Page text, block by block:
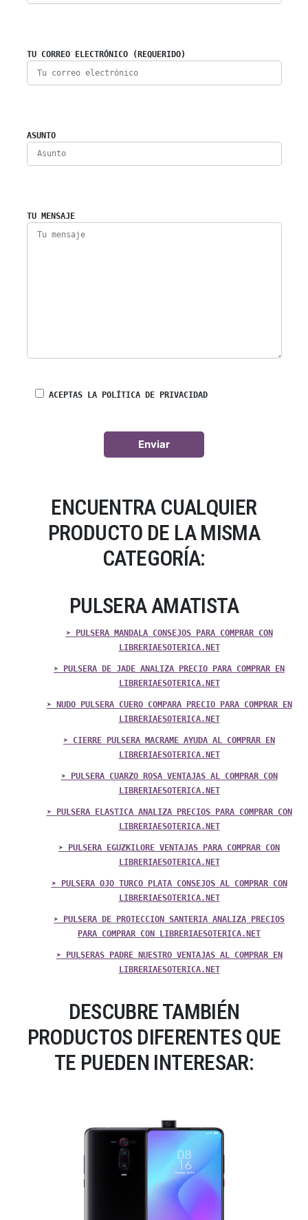
TU CORREO ELECTRÓNICO (REQUERIDO)
ASUNTO
TU MENSAJE
ACEPTAS LA POLÍTICA DE PRIVACIDAD
ENCUENTRA CUALQUIER
PRODUCTO DE LA MISMA
CATEGORÍA:
PULSERA AMATISTA
➤ PULSERA MANDALA CONSEJOS PARA COMPRAR CON
LIBRERIAESOTERICA.NET
➤ PULSERA DE JADE ANALIZA PRECIO PARA COMPRAR EN
LIBRERIAESOTERICA.NET
➤ NUDO PULSERA CUERO COMPARA PRECIO PARA COMPRAR EN
LIBRERIAESOTERICA.NET
➤ CIERRE PULSERA MACRAME AYUDA AL COMPRAR EN
LIBRERIAESOTERICA.NET
➤ PULSERA CUARZO ROSA VENTAJAS AL COMPRAR CON
LIBRERIAESOTERICA.NET
➤ PULSERA ELASTICA ANALIZA PRECIOS PARA COMPRAR CON
LIBRERIAESOTERICA.NET
➤ PULSERA EGUZKILORE VENTAJAS PARA COMPRAR CON
LIBRERIAESOTERICA.NET
➤ PULSERA OJO TURCO PLATA CONSEJOS AL COMPRAR CON
LIBRERIAESOTERICA.NET
➤ PULSERA DE PROTECCION SANTERIA ANALIZA PRECIOS
PARA COMPRAR CON LIBRERIAESOTERICA.NET
➤ PULSERAS PADRE NUESTRO VENTAJAS AL COMPRAR EN
LIBRERIAESOTERICA.NET
DESCUBRE TAMBIÉN
PRODUCTOS DIFERENTES QUE
TE PUEDEN INTERESAR: